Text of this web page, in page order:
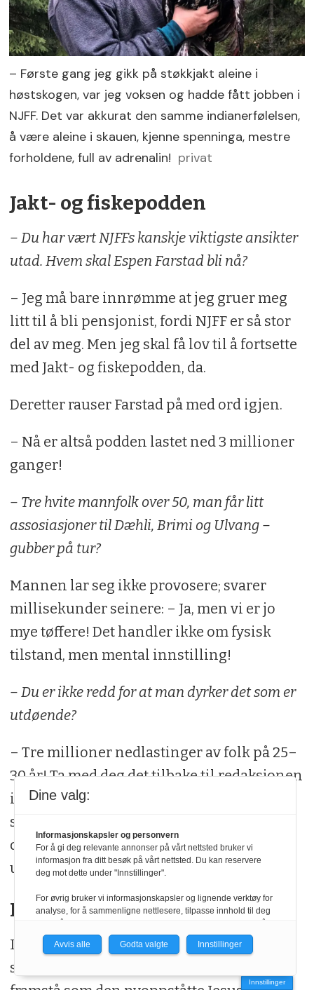
– Første gang jeg gikk på støkkjakt aleine i
høstskogen, var jeg voksen og hadde fått jobben i
NJFF. Det var akkurat den samme indianerfølelsen,
å være aleine i skauen, kjenne spenninga, mestre
forholdene, full av adrenalin! privat
Jakt- og fiskepodden
– Du har vært NJFFs kanskje viktigste ansikter
utad. Hvem skal Espen Farstad bli nå?
– Jeg må bare innrømme at jeg gruer meg
litt til å bli pensjonist, fordi NJFF er så stor
del av meg. Men jeg skal få lov til å fortsette
med Jakt- og fiskepodden, da.
Deretter rauser Farstad på med ord igjen.
– Nå er altså podden lastet ned 3 millioner
ganger!
– Tre hvite mannfolk over 50, man får litt
assosiasjoner til Dæhli, Brimi og Ulvang –
gubber på tur?
Mannen lar seg ikke provosere; svarer
millisekunder seinere: – Ja, men vi er jo
mye tøffere! Det handler ikke om fysisk
tilstand, men mental innstilling!
– Du er ikke redd for at man dyrker det som er
utdøende?
– Tre millioner nedlastinger av folk på 25–
30 år! Ta med deg det tilbake til redaksjonen
i Jakt & Fiske, du, og still det samme
spørsmålet der. Det er jo vi som når fram til
de unge! roper han med ettertrykk og
understrek.
Nytt beite
Informasjonssjefen er i siget nå, ikke til å
stoppe. Han, som kan få en tangsprell til å
Innstillinger
Dine valg:
Informasjonskapsler og personvern
For å gi deg relevante annonser på vårt nettsted bruker vi
informasjon fra ditt besøk på vårt nettsted. Du kan reservere
deg mot dette under "Innstillinger".
For øvrig bruker vi informasjonskapsler og lignende verktøy for
analyse, for å sammenligne nettlesere, tilpasse innhold til deg
personvernerklæring.
du få relevante annonser på nettstedene til medlemmene i
nettverket basert på informasjon fra dine besøk på tvers av
Avvis alle Godta valgte Innstillinger